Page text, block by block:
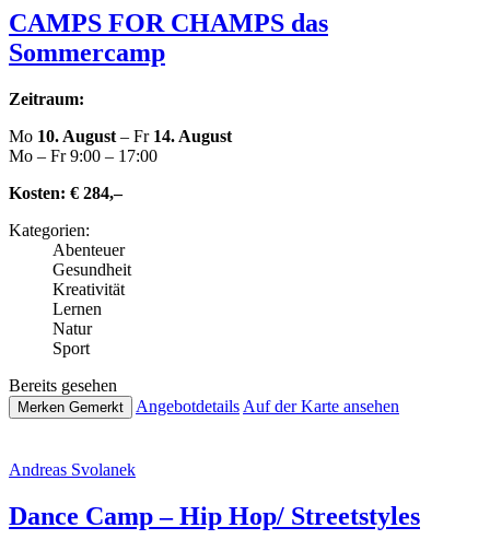
CAMPS FOR CHAMPS das
Sommercamp
Zeitraum:
Mo 10. August – Fr 14. August
Mo – Fr 9:00 – 17:00
Kosten: € 284,–
Kate­go­rien:
Abenteuer
Gesund­heit
Krea­ti­vi­tät
Lernen
Natur
Sport
Bereits gesehen
Merken Gemerkt Ange­botde­tails Auf der Karte ansehen
Andreas Svolanek
Dance Camp – Hip Hop/ Streetstyles